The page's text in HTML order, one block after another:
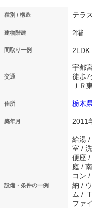
種別 / 構造 テラ
建物階建 2階
間取り一例 2LDK
交通
宇都
徒歩7
ＪＲ
住所 栃木
築年月 2011
設備・条件の一例
給湯 /
室 /
便座
庭 /
コン
納 /
ム /
ファ